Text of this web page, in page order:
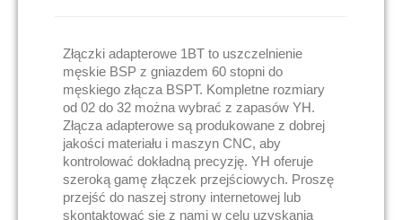
Złączki adapterowe 1BT to uszczelnienie
męskie BSP z gniazdem 60 stopni do
męskiego złącza BSPT. Kompletne rozmiary
od 02 do 32 można wybrać z zapasów YH.
Złącza adapterowe są produkowane z dobrej
jakości materiału i maszyn CNC, aby
kontrolować dokładną precyzję. YH oferuje
szeroką gamę złączek przejściowych. Proszę
przejść do naszej strony internetowej lub
skontaktować się z nami w celu uzyskania